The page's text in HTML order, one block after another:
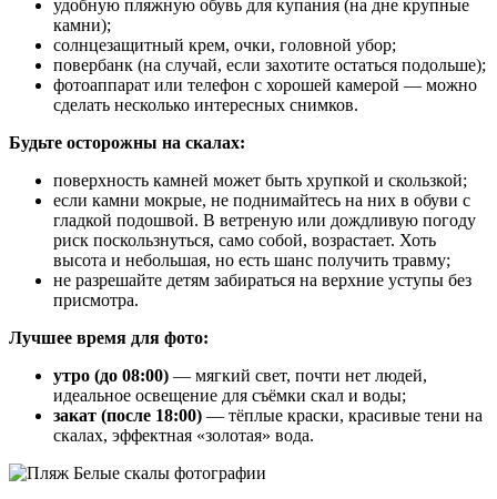
удобную пляжную обувь для купания (на дне крупные
камни);
солнцезащитный крем, очки, головной убор;
повербанк (на случай, если захотите остаться подольше);
фотоаппарат или телефон с хорошей камерой — можно
сделать несколько интересных снимков.
Будьте осторожны на скалах:
поверхность камней может быть хрупкой и скользкой;
если камни мокрые, не поднимайтесь на них в обуви с
гладкой подошвой. В ветреную или дождливую погоду
риск поскользнуться, само собой, возрастает. Хоть
высота и небольшая, но есть шанс получить травму;
не разрешайте детям забираться на верхние уступы без
присмотра.
Лучшее время для фото:
утро (до 08:00) — мягкий свет, почти нет людей,
идеальное освещение для съёмки скал и воды;
закат (после 18:00) — тёплые краски, красивые тени на
скалах, эффектная «золотая» вода.